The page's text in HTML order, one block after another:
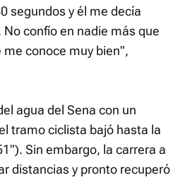
segundos y él me decía
confío en nadie más que
conoce muy bien",
agua del Sena con un
tramo ciclista bajó hasta la
Sin embargo, la carrera a
distancias y pronto recuperó